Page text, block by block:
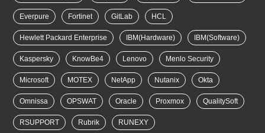
Everpure Fortinet GitLab HCL
Hewlett Packard Enterprise IBM(Hardware) IBM(Software)
Kaspersky KnowBe4 Lenovo Menlo Security
Microsoft MOTEX NetApp Nutanix Okta
Omnissa OPSWAT Oracle Proxmox QualitySoft
RSUPPORT Rubrik RUNEXY